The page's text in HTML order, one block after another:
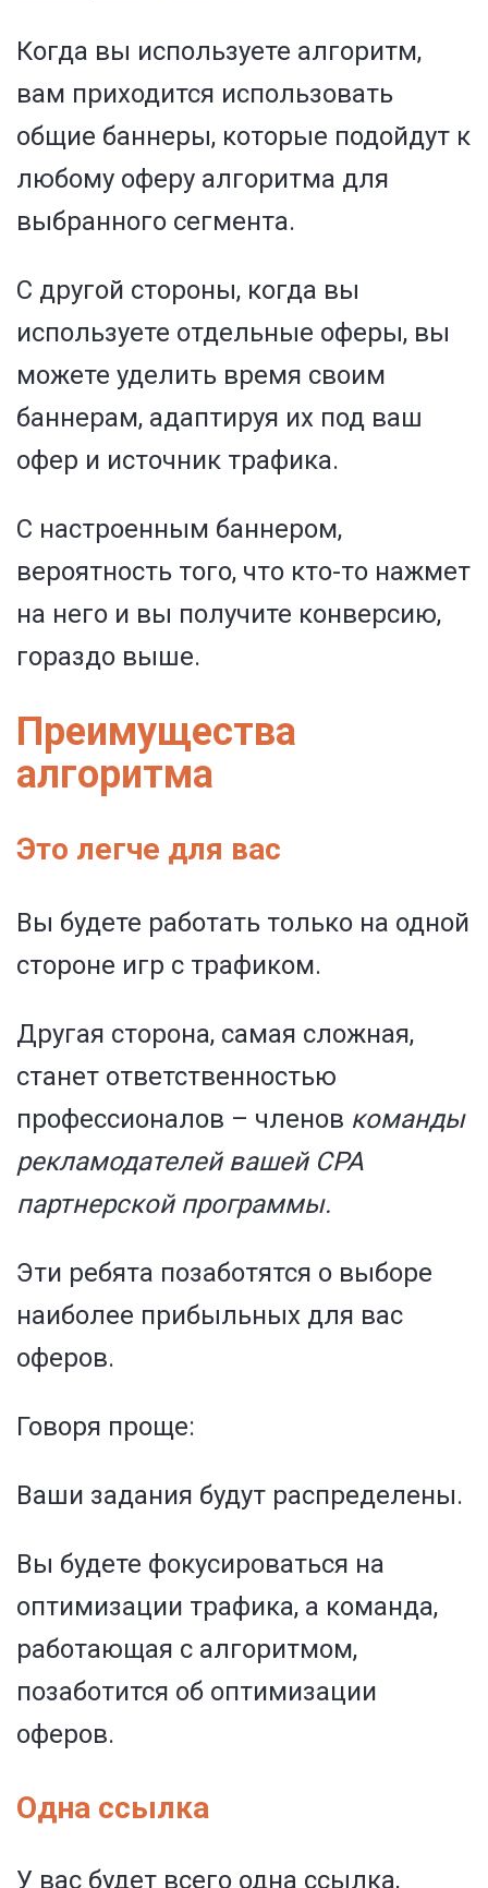
Когда вы используете алгоритм,
вам приходится использовать
общие баннеры, которые подойдут к
любому оферу алгоритма для
выбранного сегмента.
С другой стороны, когда вы
используете отдельные оферы, вы
можете уделить время своим
баннерам, адаптируя их под ваш
офер и источник трафика.
С настроенным баннером,
вероятность того, что кто-то нажмет
на него и вы получите конверсию,
гораздо выше.
Преимущества
алгоритма
Это легче для вас
Вы будете работать только на одной
стороне игр с трафиком.
Другая сторона, самая сложная,
станет ответственностью
профессионалов – членов команды
рекламодателей вашей CPA
партнерской программы.
Эти ребята позаботятся о выборе
наиболее прибыльных для вас
оферов.
Говоря проще:
Ваши задания будут распределены.
Вы будете фокусироваться на
оптимизации трафика, а команда,
работающая с алгоритмом,
позаботится об оптимизации
оферов.
Одна ссылка
У вас будет всего одна ссылка,